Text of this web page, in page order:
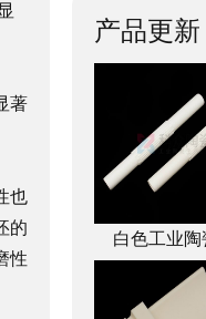
著
也
的
性
产品更新
白色工业陶